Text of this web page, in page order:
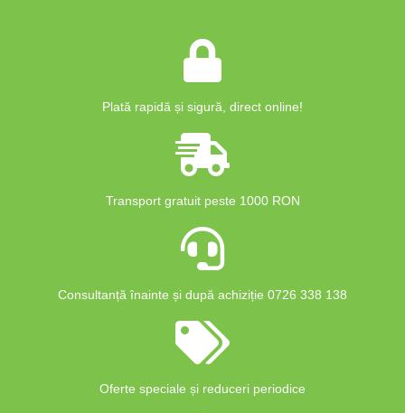
Plată rapidă și sigură, direct online!
Transport gratuit peste 1000 RON
Consultanță înainte și după achiziție 0726 338 138
Oferte speciale și reduceri periodice